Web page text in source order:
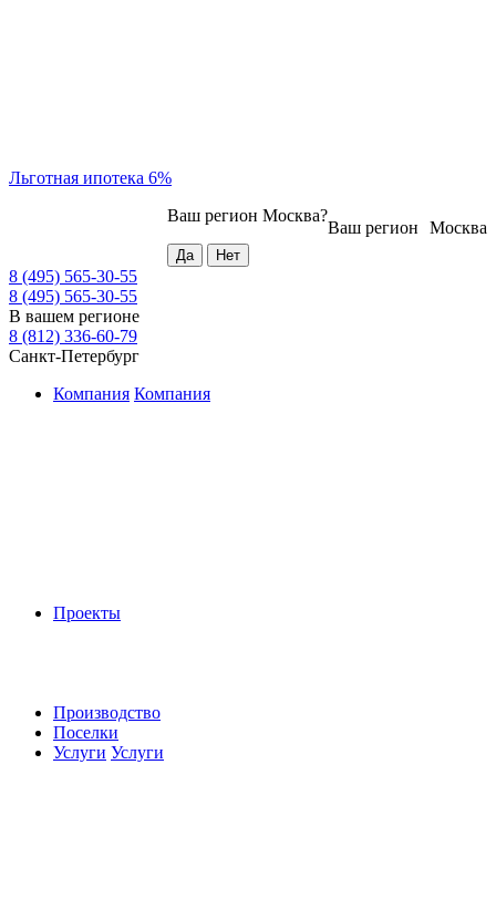
Льготная ипотека 6%
Москва
Ваш регион
Ваш регион Москва?
8 (495) 565-30-55
8 (495) 565-30-55
В вашем регионе
8 (812) 336-60-79
Санкт-Петербург
Компания Компания
Проекты
Производство
Поселки
Услуги Услуги